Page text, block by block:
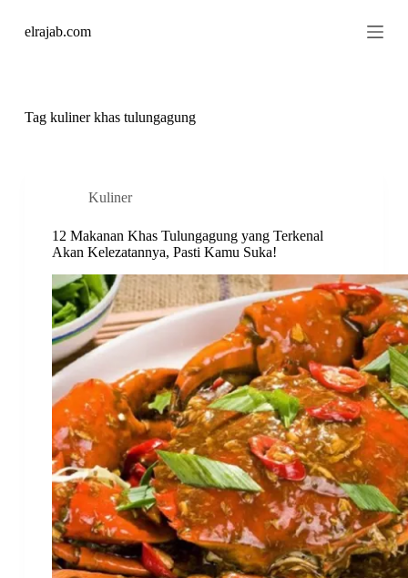
kelrajab.com
Tagkuliner khas tulungagung
Kuliner
12 Makanan Khas Tulungagung yang Terkenal
Akan Kelezatannya, Pasti Kamu Suka!